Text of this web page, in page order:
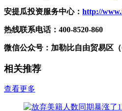
安提瓜投资服务中心： http://
热线联系电话：400-8520-860
微信公众号：加勒比自由贸易区（
相关推荐
查看更多